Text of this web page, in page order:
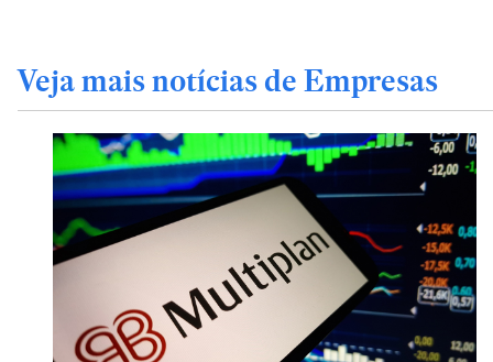
Veja mais notícias de Empresas